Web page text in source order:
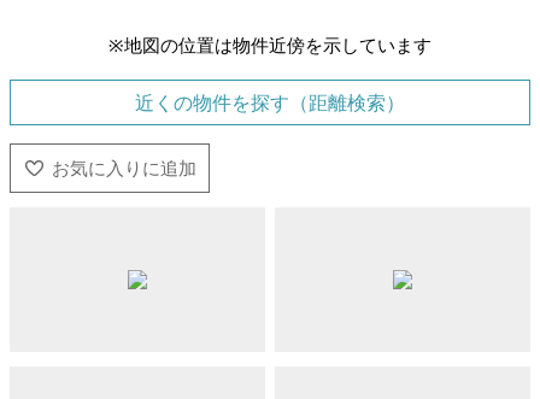
※地図の位置は物件近傍を示しています
近くの物件を探す（距離検索）